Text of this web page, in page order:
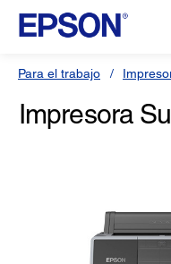
Para el trabajo
Impresora
la
misma
página.